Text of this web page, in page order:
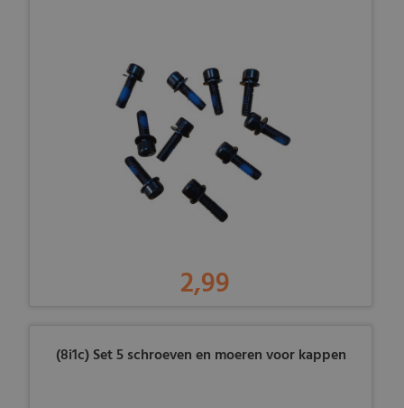
2,99
(8i1c) Set 5 schroeven en moeren voor kappen